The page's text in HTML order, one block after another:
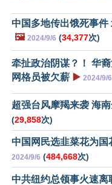
中国多地传出饿死事件
🖼️ 2024/9/6 (34,377次)
牵扯政治阴谋？！ 华
网格员被欠薪 ▶️ 2024/9/6
超强台风摩羯来袭 海
(29,858次)
中国网民选韭菜花为国
2024/9/6 (484,668次)
中共纽约总领事火速